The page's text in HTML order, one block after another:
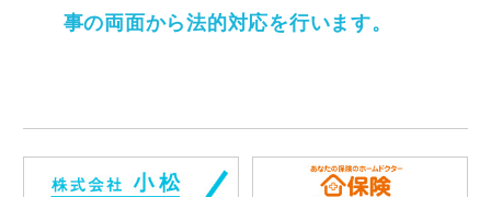
事の両面から法的対応を行います。